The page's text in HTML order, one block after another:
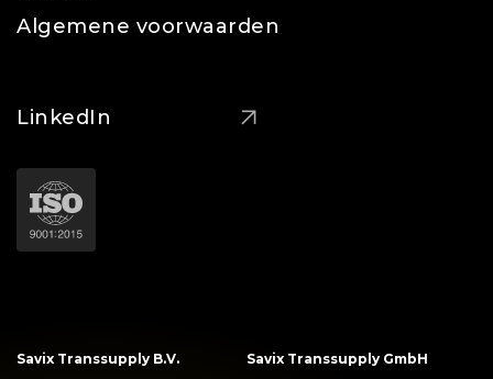
Algemene voorwaarden
LinkedIn
Savix Transsupply B.V. Savix Transsupply GmbH